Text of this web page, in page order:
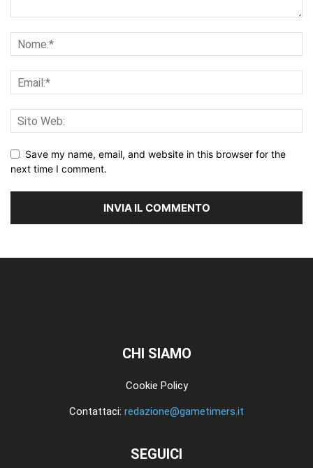
Save my name, email, and website in this browser for the
next time I comment.
CHI SIAMO
Cookie Policy
Contattaci: redazione@gametimers.it
SEGUICI